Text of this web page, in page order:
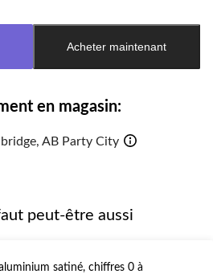
Acheter maintenant
en magasin:
AB Party City
peut-être aussi
satiné, chiffres 0 à